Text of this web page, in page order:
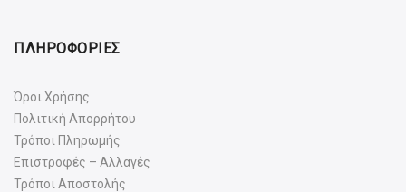
ΠΛΗΡΟΦΟΡΙΕΣ
Όροι Χρήσης
Πολιτική Απορρήτου
Τρόποι Πληρωμής
Επιστροφές – Αλλαγές
Τρόποι Αποστολής